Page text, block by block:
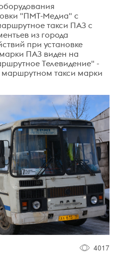
"ПМТ-Медиа" с
такси ПАЗ с
из города
при установке
ПАЗ виден на
Телевидение" -
такси марки
4017